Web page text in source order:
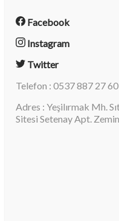
Facebook
Instagram
Twitter
Telefon : 0537 887 27 60
Adres : Yeşilırmak Mh.
Sitesi Setenay Apt.